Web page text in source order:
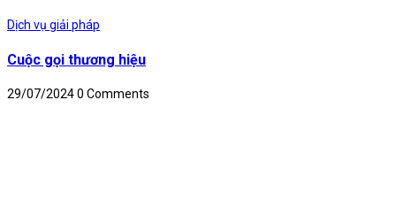
Dịch vụ giải pháp
Cuộc gọi thương hiệu
29/07/20240 Comments